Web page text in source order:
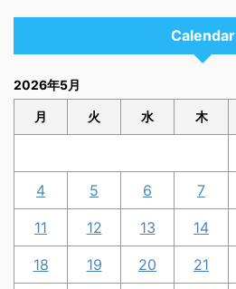
Calendar
2026年5月
月 火 水 木
4 5 6 7
11 12 13 14
18 19 20 21